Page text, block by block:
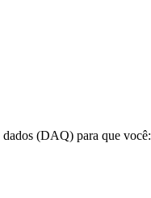
dados (DAQ) para que você: